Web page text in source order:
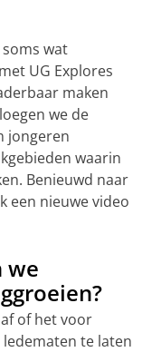
wat
UG Explores
maken
we de
jongeren
waarin
Benieuwd naar
een nieuwe video
we
of het voor
te laten